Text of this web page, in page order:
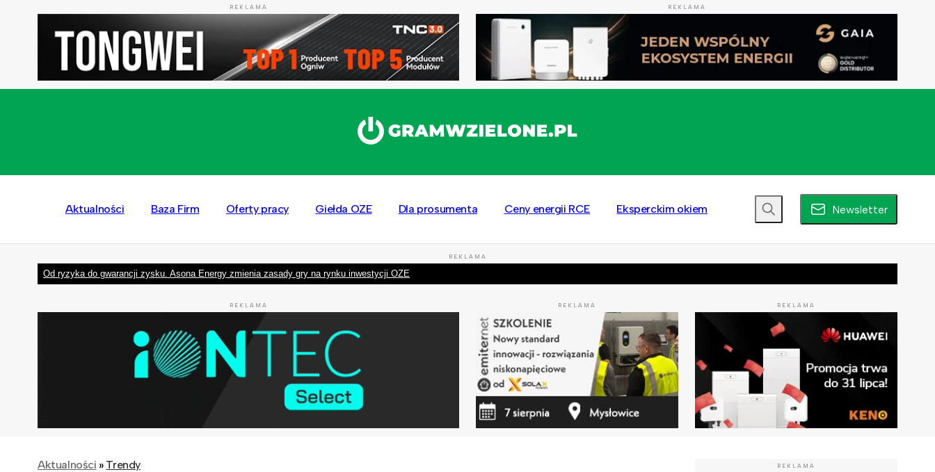
REKLAMA REKLAMA
Aktualności Baza Firm Oferty pracy Giełda OZE Dla prosumenta Ceny energii RCE Eksperckim okiem Newsletter
REKLAMA
Od ryzyka do gwarancji zysku. Asona Energy zmienia zasady gry na rynku inwestycji OZE
REKLAMA REKLAMA REKLAMA
Aktualności » Trendy REKLAMA